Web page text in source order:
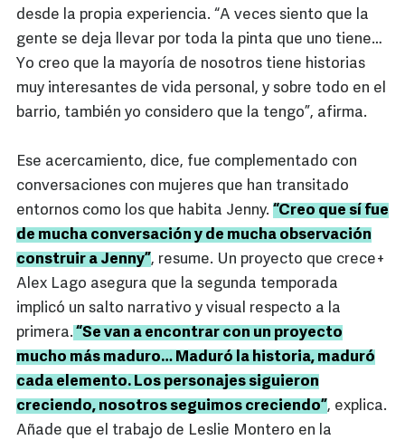
desde la propia experiencia. “A veces siento que la
gente se deja llevar por toda la pinta que uno tiene…
Yo creo que la mayoría de nosotros tiene historias
muy interesantes de vida personal, y sobre todo en el
barrio, también yo considero que la tengo”, afirma.
Ese acercamiento, dice, fue complementado con
conversaciones con mujeres que han transitado
entornos como los que habita Jenny. “Creo que sí fue
de mucha conversación y de mucha observación
construir a Jenny”, resume. Un proyecto que crece+
Alex Lago asegura que la segunda temporada
implicó un salto narrativo y visual respecto a la
primera. “Se van a encontrar con un proyecto
mucho más maduro… Maduró la historia, maduró
cada elemento. Los personajes siguieron
creciendo, nosotros seguimos creciendo”, explica.
Añade que el trabajo de Leslie Montero en la